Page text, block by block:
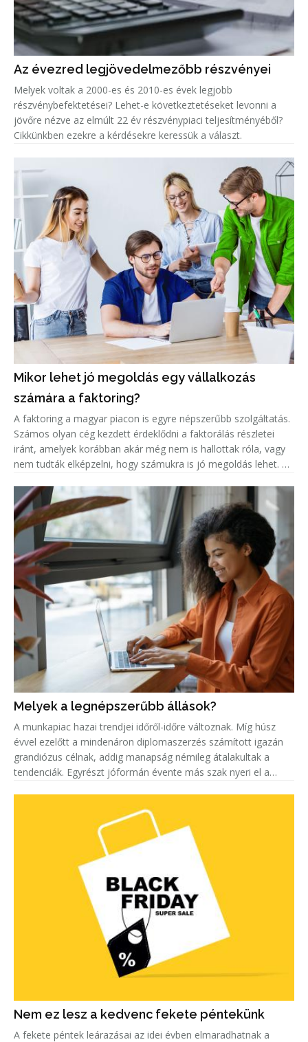
Az évezred legjövedelmezőbb részvényei
Melyek voltak a 2000-es és 2010-es évek legjobb
részvénybefektetései? Lehet-e következtetéseket levonni a
jövőre nézve az elmúlt 22 év részvénypiaci teljesítményéből?
Cikkünkben ezekre a kérdésekre keressük a választ.
Mikor lehet jó megoldás egy vállalkozás
számára a faktoring?
A faktoring a magyar piacon is egyre népszerűbb szolgáltatás.
Számos olyan cég kezdett érdeklődni a faktorálás részletei
iránt, amelyek korábban akár még nem is hallottak róla, vagy
nem tudták elképzelni, hogy számukra is jó megoldás lehet. A
Melyek a legnépszerűbb állások?
A munkapiac hazai trendjei időről-időre változnak. Míg húsz
évvel ezelőtt a mindenáron diplomaszerzés számított igazán
grandiózus célnak, addig manapság némileg átalakultak a
tendenciák. Egyrészt jóformán évente más szak nyeri el a
Nem ez lesz a kedvenc fekete péntekünk
A fekete péntek leárazásai az idei évben elmaradhatnak a